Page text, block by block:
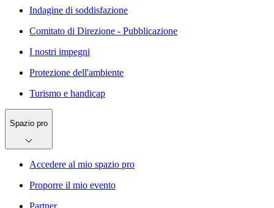
Indagine di soddisfazione
Comitato di Direzione - Pubblicazione
I nostri impegni
Protezione dell'ambiente
Turismo e handicap
Spazio pro
Accedere al mio spazio pro
Proporre il mio evento